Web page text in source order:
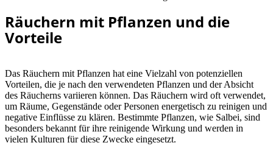
Räuchern mit Pflanzen und die
Vorteile
Das Räuchern mit Pflanzen hat eine Vielzahl von potenziellen
Vorteilen, die je nach den verwendeten Pflanzen und der Absicht
des Räucherns variieren können. Das Räuchern wird oft verwendet,
um Räume, Gegenstände oder Personen energetisch zu reinigen und
negative Einflüsse zu klären. Bestimmte Pflanzen, wie Salbei, sind
besonders bekannt für ihre reinigende Wirkung und werden in
vielen Kulturen für diese Zwecke eingesetzt.